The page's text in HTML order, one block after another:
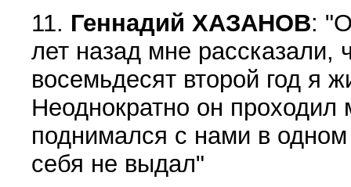
11. Геннадий ХАЗАНОВ:
лет назад мне рассказали,
восемьдесят второй год я
Неоднократно он
поднимался с нами в
себя не выдал"